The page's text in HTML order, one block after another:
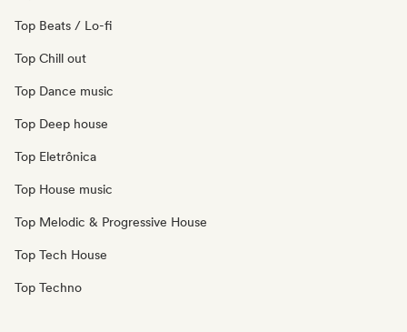
Top Beats / Lo-fi
Top Chill out
Top Dance music
Top Deep house
Top Eletrônica
Top House music
Top Melodic & Progressive House
Top Tech House
Top Techno